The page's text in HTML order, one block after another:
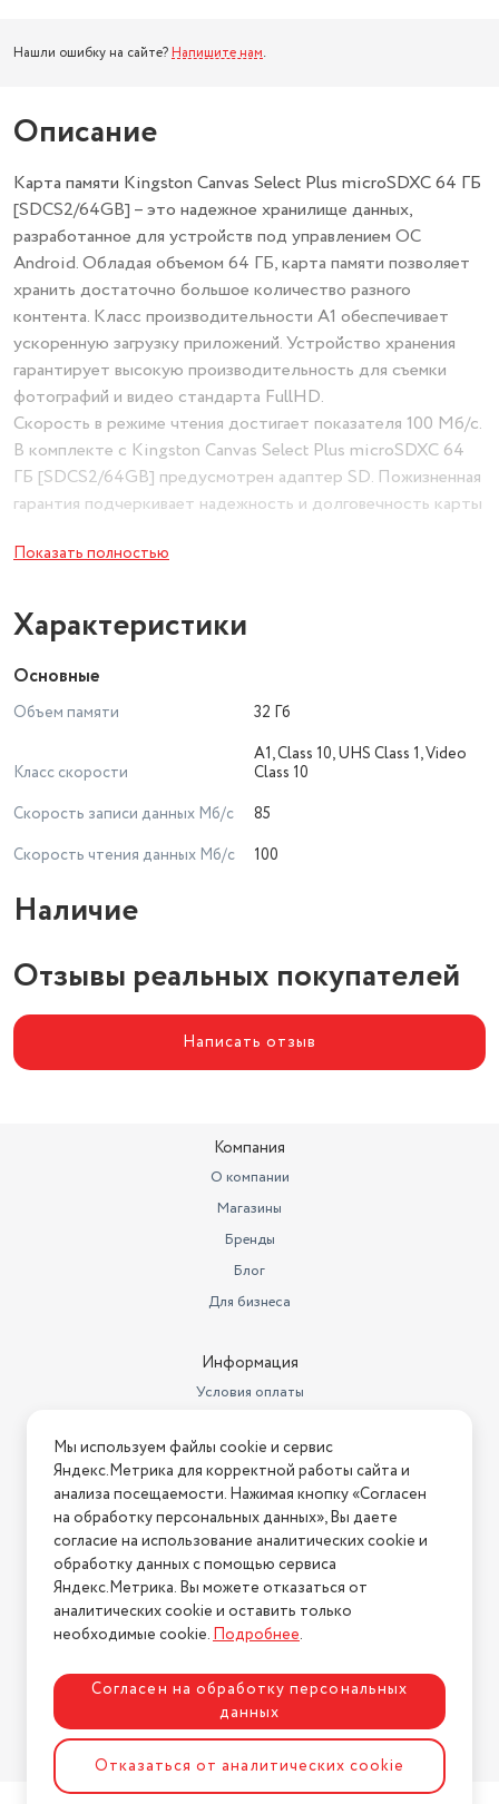
Нашли ошибку на сайте? Напишите нам.
Описание
Карта памяти Kingston Canvas Select Plus microSDXC 64 ГБ
[SDCS2/64GB] – это надежное хранилище данных,
разработанное для устройств под управлением ОС
Android. Обладая объемом 64 ГБ, карта памяти позволяет
хранить достаточно большое количество разного
контента. Класс производительности А1 обеспечивает
ускоренную загрузку приложений. Устройство хранения
гарантирует высокую производительность для съемки
фотографий и видео стандарта FullHD.
Скорость в режиме чтения достигает показателя 100 Мб/с.
В комплекте с Kingston Canvas Select Plus microSDXC 64
ГБ [SDCS2/64GB] предусмотрен адаптер SD. Пожизненная
гарантия подчеркивает надежность и долговечность карты
Показать полностью
Характеристики
Основные
Объем памяти 32 Гб
Класс скорости
A1, Class 10, UHS Class 1, Video
Class 10
Скорость записи данных Мб/с
85
Скорость чтения данных Мб/с
100
Наличие
Отзывы реальных покупателей
Написать отзыв
Компания
О компании
Магазины
Бренды
Блог
Для бизнеса
Информация
Условия оплаты
Условия возврата
Нашли ошибку на сайте? Напишите нам
2026 © Интернет-магазин "АстМаркет". У нас есть всё!
Политика конфиденциальности
Разработка сайтаASTDESIGN
Мы используем файлы cookie и сервис
Яндекс.Метрика для корректной работы сайта и
анализа посещаемости. Нажимая кнопку «Согласен
на обработку персональных данных», Вы даете
согласие на использование аналитических cookie и
обработку данных с помощью сервиса
Яндекс.Метрика. Вы можете отказаться от
аналитических cookie и оставить только
необходимые cookie.Подробнее.
Согласен на обработку персональных
данных
Отказаться от аналитических cookie